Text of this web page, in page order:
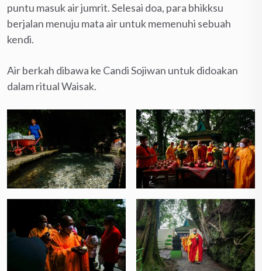
puntu masuk air jumrit. Selesai doa, para bhikksu
berjalan menuju mata air untuk memenuhi sebuah
kendi.
Air berkah dibawa ke Candi Sojiwan untuk didoakan
dalam ritual Waisak.